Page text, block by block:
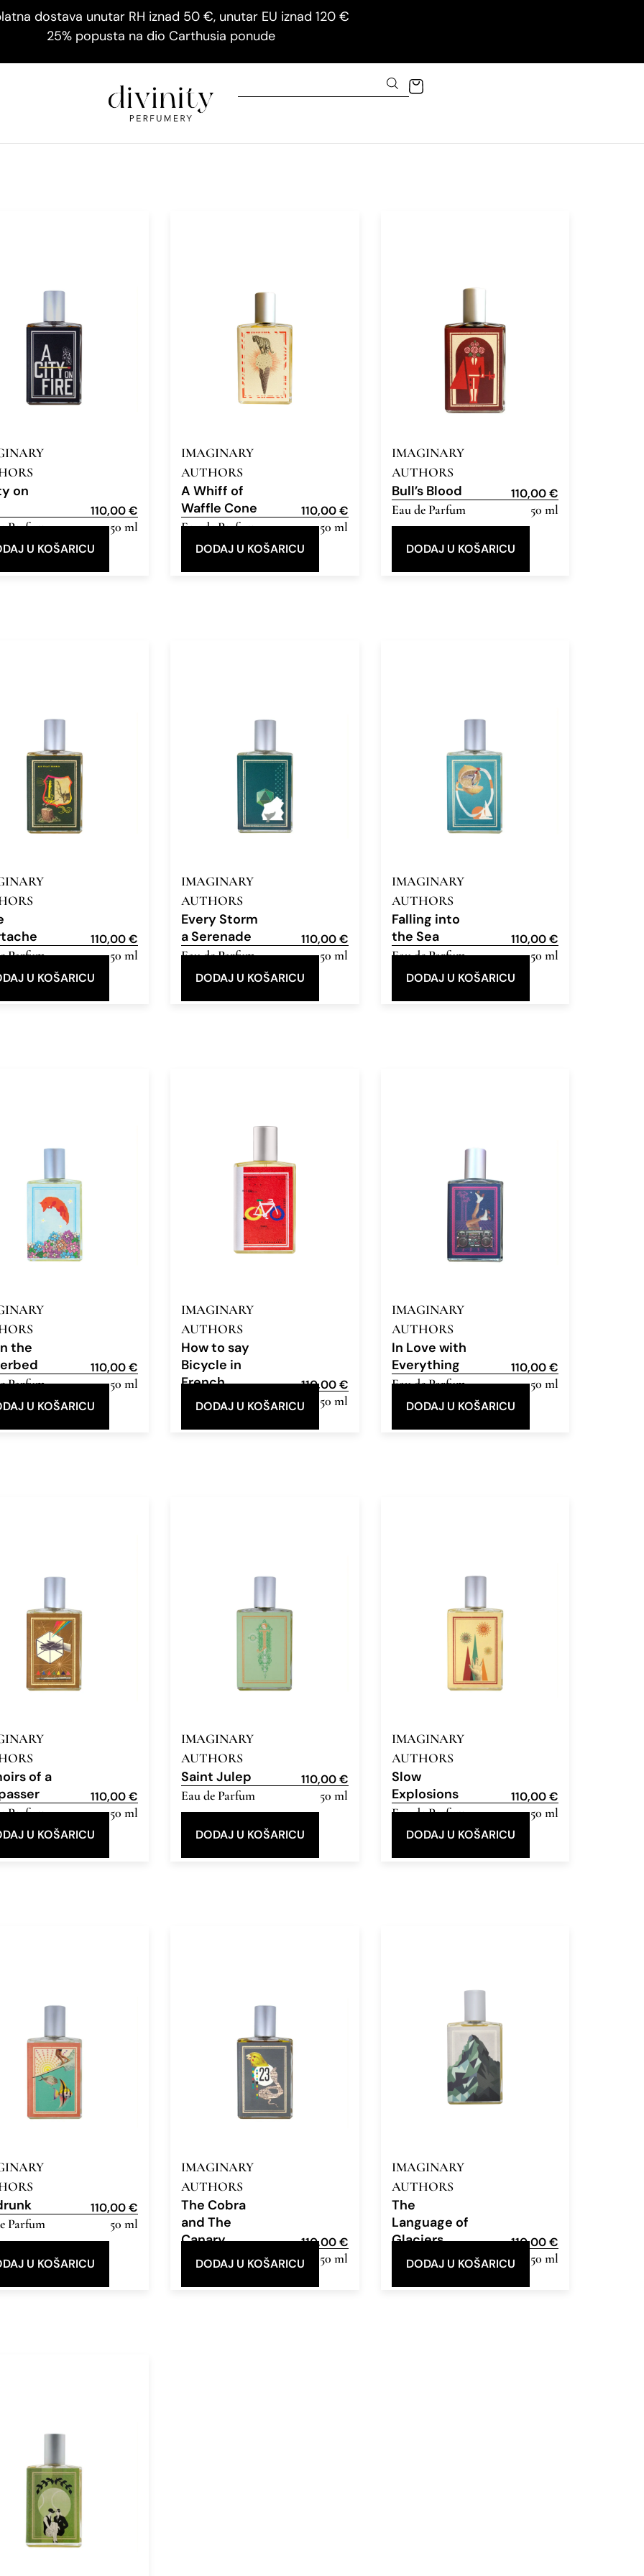
dostava unutar RH iznad 50 €, unutar EU iznad 120 €
25% popusta na dio Carthusia ponude
on
110,00€
Parfum 50 ml
U KOŠARICU
IMAGINARY
AUTHORS
A Whiff of
Waffle Cone
110,00€
Eau de Parfum 50 ml
DODAJ U KOŠARICU
IMAGINARY
AUTHORS
Bull’s Blood 110,00€
Eau de Parfum 50 ml
DODAJ U KOŠARICU
110,00€
Parfum 50 ml
U KOŠARICU
IMAGINARY
AUTHORS
Every Storm
a Serenade
110,00€
Eau de Parfum 50 ml
DODAJ U KOŠARICU
IMAGINARY
AUTHORS
Falling into
the Sea
110,00€
Eau de Parfum 50 ml
DODAJ U KOŠARICU
the
110,00€
Parfum 50 ml
U KOŠARICU
IMAGINARY
AUTHORS
How to say
Bicycle in
French
110,00€
Eau de Parfum 50 ml
DODAJ U KOŠARICU
IMAGINARY
AUTHORS
In Love with
Everything
110,00€
Eau de Parfum 50 ml
DODAJ U KOŠARICU
of a
110,00€
Parfum 50 ml
U KOŠARICU
IMAGINARY
AUTHORS
Saint Julep 110,00€
Eau de Parfum 50 ml
DODAJ U KOŠARICU
IMAGINARY
AUTHORS
Slow
Explosions
110,00€
Eau de Parfum 50 ml
DODAJ U KOŠARICU
110,00€
Parfum 50 ml
U KOŠARICU
IMAGINARY
AUTHORS
The Cobra
and The
Canary
110,00€
Eau de Parfum 50 ml
DODAJ U KOŠARICU
IMAGINARY
AUTHORS
The
Language of
Glaciers
110,00€
Eau de Parfum 50 ml
DODAJ U KOŠARICU